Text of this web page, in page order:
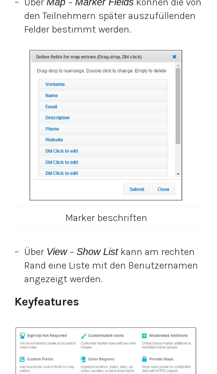
den Teilnehmern später auszufüllenden
Felder bestimmt werden.
Marker beschriften
Über View – Show Listkann am rechten
Rand eine Liste mit den Benutzernamen
angezeigt werden.
Keyfeatures